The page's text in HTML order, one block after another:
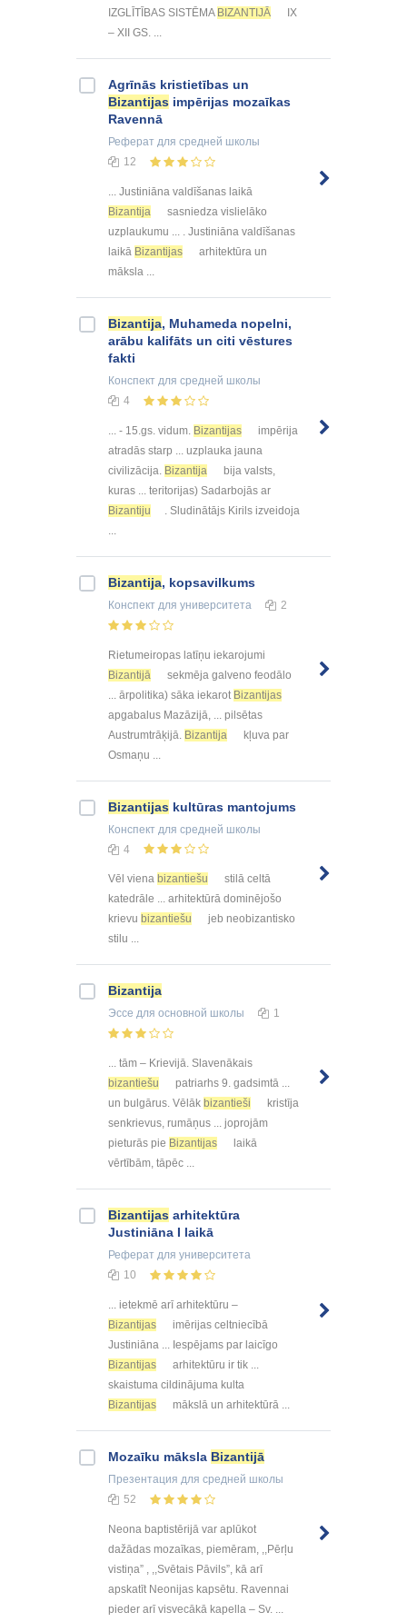
IZGLĪTĪBAS SISTĒMA BIZANTIJĀ
IX
– XII GS. ...
Agrīnās kristietības un
Bizantijas impērijas mozaīkas
Ravennā
Реферат для средней школы
12
... Justiniāna valdīšanas laikā
Bizantija
sasniedza vislielāko
uzplaukumu ... . Justiniāna valdīšanas
laikā Bizantijas
arhitektūra un
māksla ...
Bizantija, Muhameda nopelni,
arābu kalifāts un citi vēstures
fakti
Конспект для средней школы
4
... - 15.gs. vidum. Bizantijas
impērija
atradās starp ... uzplauka jauna
civilizācija. Bizantija
bija valsts,
kuras ... teritorijas) Sadarbojās ar
Bizantiju
. Sludinātājs Kirils izveidoja
Bizantija, kopsavilkums
Конспект для университета 2
Rietumeiropas latīņu iekarojumi
Bizantijā
sekmēja galveno feodālo
... ārpolitika) sāka iekarot Bizantijas
apgabalus Mazāzijā, ... pilsētas
Austrumtrāķijā. Bizantija
kļuva par
Osmaņu ...
Bizantijas kultūras mantojums
Конспект для средней школы
4
Vēl viena bizantiešu
stilā celtā
katedrāle ... arhitektūrā dominējošo
krievu bizantiešu
jeb neobizantisko
stilu ...
Bizantija
Эссе для основной школы 1
... tām – Krievijā. Slavenākais
bizantiešu
patriarhs 9. gadsimtā ...
un bulgārus. Vēlāk bizantieši
kristīja
senkrievus, rumāņus ... joprojām
pieturās pie Bizantijas
laikā
vērtībām, tāpēc ...
Bizantijas arhitektūra
Justiniāna I laikā
Реферат для университета
10
... ietekmē arī arhitektūru –
Bizantijas
imērijas celtniecībā
Justiniāna ... Iespējams par laicīgo
Bizantijas
arhitektūru ir tik ...
skaistuma cildinājuma kulta
Bizantijas
mākslā un arhitektūrā ...
Mozaīku māksla Bizantijā
Презентация для средней школы
52
Neona baptistērijā var aplūkot
dažādas mozaīkas, piemēram, ,,Pērļu
vistiņa” , ,,Svētais Pāvils”, kā arī
apskatīt Neonijas kapsētu. Ravennai
pieder arī visvecākā kapella – Sv. ...